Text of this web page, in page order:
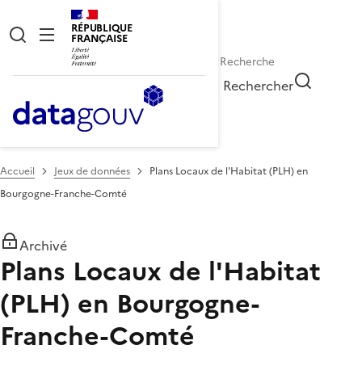
RÉPUBLIQUE
FRANÇAISE
Rechercher
Accueil Jeux de données
Plans Locaux de l'Habitat (PLH) en
Bourgogne-Franche-Comté
Archivé
Plans Locaux de l'Habitat
(PLH) en Bourgogne-
Franche-Comté